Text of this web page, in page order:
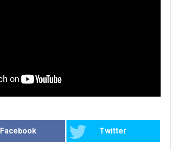
Facebook Twitter